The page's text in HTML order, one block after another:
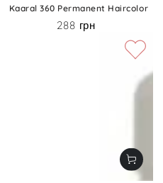
Kaaral 360 Permanent Haircolor
Цена
288 грн